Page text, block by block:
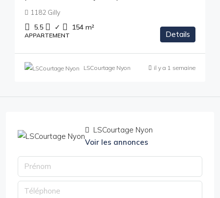
1182 Gilly
5.5 ✓ 154 m²
APPARTEMENT Details
LSCourtage Nyon il y a 1 semaine
LSCourtage Nyon
Voir les annonces